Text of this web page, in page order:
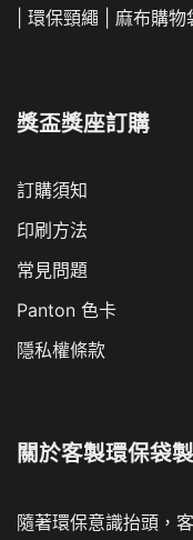
環保頸繩 麻布購物
獎盃獎座訂購
訂購須知
印刷方法
常見問題
Panton 色卡
隱私權條款
關於客製環保袋
隨著環保意識抬頭，